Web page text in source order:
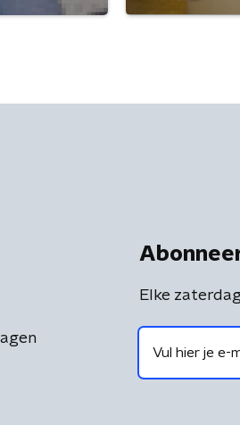
Elke